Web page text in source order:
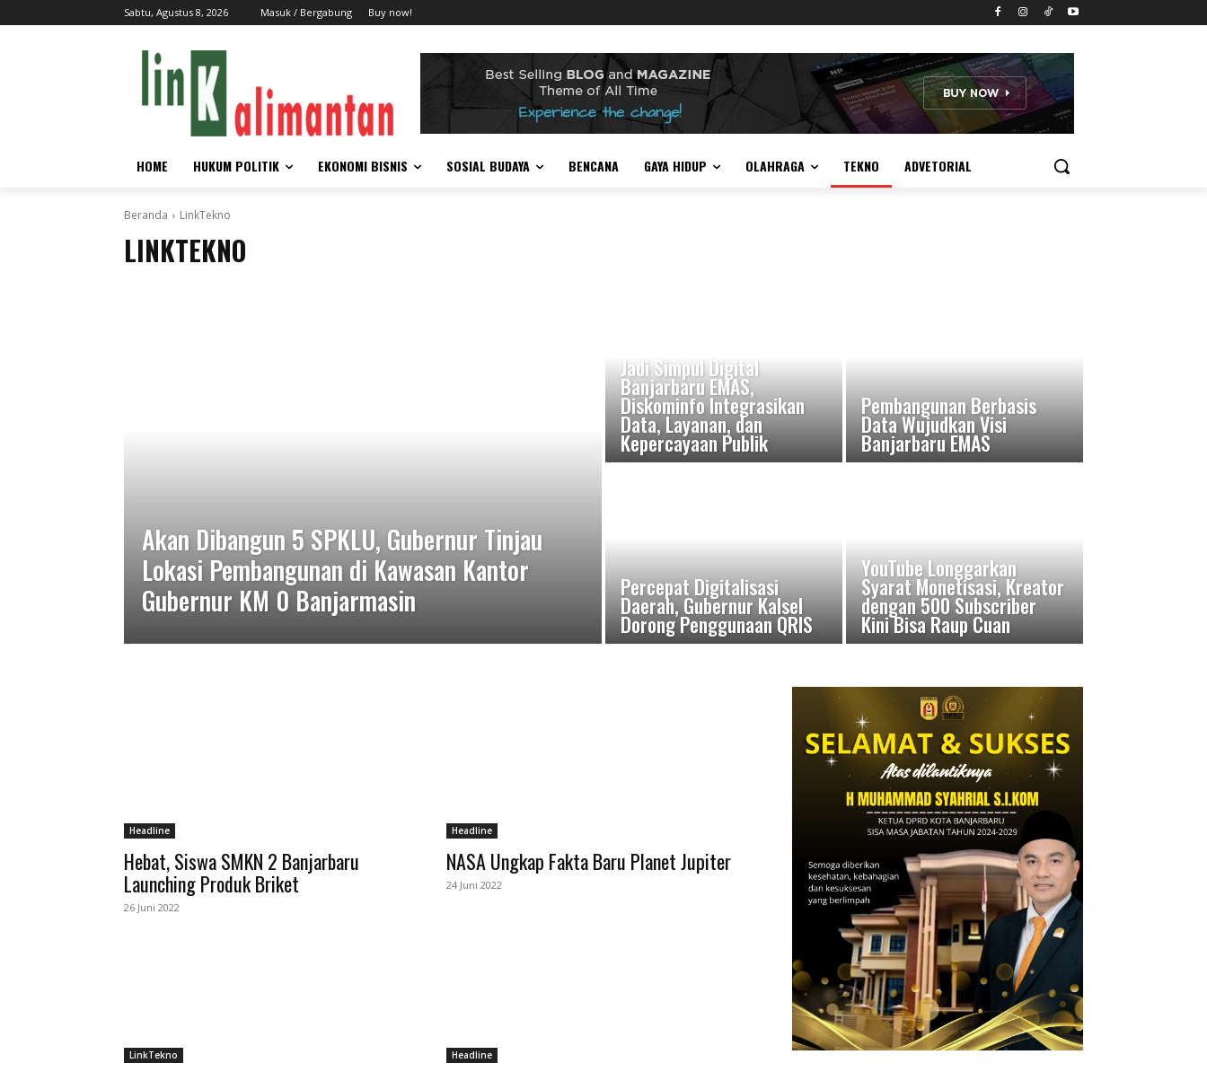
Sabtu, Agustus 8, 2026 Masuk / Bergabung Buy now!
HOME HUKUM POLITIK EKONOMI BISNIS SOSIAL BUDAYA BENCANA GAYA HIDUP OLAHRAGA TEKNO ADVETORIAL
Beranda LinkTekno
LINKTEKNO
Akan Dibangun 5 SPKLU, Gubernur Tinjau
Lokasi Pembangunan di Kawasan Kantor
Gubernur KM 0 Banjarmasin
Jadi Simpul Digital
Banjarbaru EMAS,
Diskominfo Integrasikan
Data, Layanan, dan
Kepercayaan Publik
Pembangunan Berbasis
Data Wujudkan Visi
Banjarbaru EMAS
Percepat Digitalisasi
Daerah, Gubernur Kalsel
Dorong Penggunaan QRIS
YouTube Longgarkan
Syarat Monetisasi, Kreator
dengan 500 Subscriber
Kini Bisa Raup Cuan
Headline
Hebat, Siswa SMKN 2 Banjarbaru
Launching Produk Briket
26 Juni 2022
Headline
NASA Ungkap Fakta Baru Planet Jupiter
24 Juni 2022
LinkTekno Headline